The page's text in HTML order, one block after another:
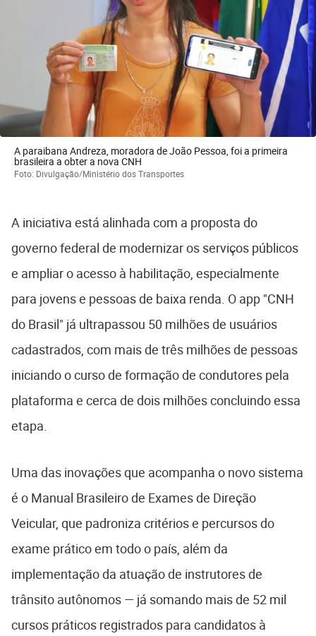
A paraibana Andreza, moradora de João Pessoa, foi a primeira
brasileira a obter a nova CNH
Foto: Divulgação/Ministério dos Transportes
A iniciativa está alinhada com a proposta do
governo federal de modernizar os serviços públicos
e ampliar o acesso à habilitação, especialmente
para jovens e pessoas de baixa renda. O app "CNH
do Brasil" já ultrapassou 50 milhões de usuários
cadastrados, com mais de três milhões de pessoas
iniciando o curso de formação de condutores pela
plataforma e cerca de dois milhões concluindo essa
etapa.
Uma das inovações que acompanha o novo sistema
é o Manual Brasileiro de Exames de Direção
Veicular, que padroniza critérios e percursos do
exame prático em todo o país, além da
implementação da atuação de instrutores de
trânsito autônomos — já somando mais de 52 mil
cursos práticos registrados para candidatos à